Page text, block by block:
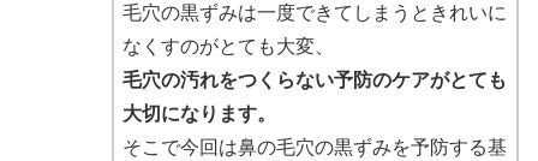
毛穴の黒ずみは一度できてしまうときれいに
なくすのがとても大変、
毛穴の汚れをつくらない予防のケアがとても
大切になります。
そこで今回は鼻の毛穴の黒ずみを予防する基